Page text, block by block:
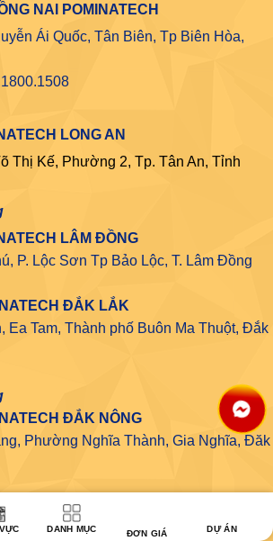
NAI POMINATECH
Ái Quốc, Tân Biên, Tp Biên Hòa,
LONG AN
Thị Kế, Phường 2, Tp. Tân An, Tỉnh
LÂM ĐỒNG
P. Lộc Sơn Tp Bảo Lộc, T. Lâm Đồng
ĐẮK LẮK
Ea Tam, Thành phố Buôn Ma Thuột, Đắk
ĐẮK NÔNG
Phường Nghĩa Thành, Gia Nghĩa, Đăk
GIA LAI
DANH MỤC ĐƠN GIÁ DỰ ÁN